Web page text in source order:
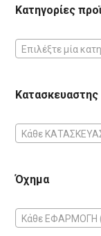
Κατηγορίες
Επιλέξτε μία
Κατασκευαστης
Κάθε
Όχημα
Κάθε